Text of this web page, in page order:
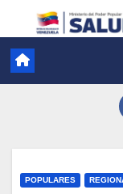
POPULARES